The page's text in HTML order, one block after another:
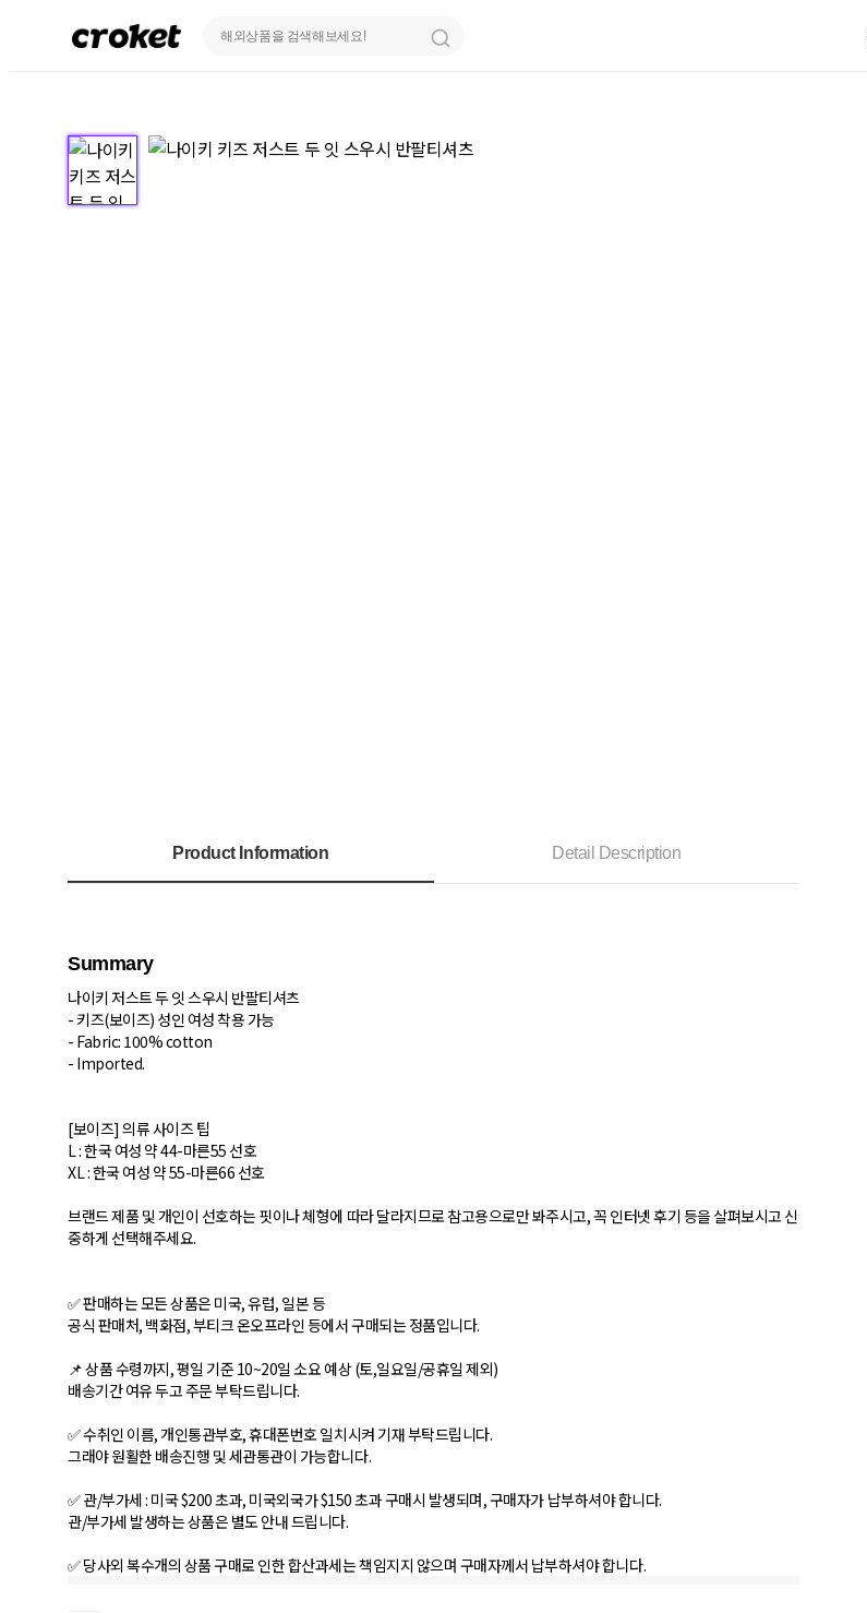
Product Information Detail Description
Summary
나이키 저스트 두 잇 스우시 반팔티셔츠
- 키즈(보이즈) 성인 여성 착용 가능
- Fabric: 100% cotton
- Imported.
[보이즈] 의류 사이즈 팁
L : 한국 여성 약 44-마른55 선호
XL : 한국 여성 약 55-마른66 선호
브랜드 제품 및 개인이 선호하는 핏이나 체형에 따라 달라지므로 참고용으로만 봐주시고, 꼭 인터넷 후기 등을 살펴보시고 신
중하게 선택해주세요.
✅ 판매하는 모든 상품은 미국, 유럽, 일본 등
공식 판매처, 백화점, 부티크 온오프라인 등에서 구매되는 정품입니다.
📌 상품 수령까지, 평일 기준 10~20일 소요 예상 (토,일요일/공휴일 제외)
배송기간 여유 두고 주문 부탁드립니다.
✅ 수취인 이름, 개인통관부호, 휴대폰번호 일치시켜 기재 부탁드립니다.
그래야 원활한 배송진행 및 세관통관이 가능합니다.
✅ 관/부가세 : 미국 $200 초과, 미국외국가 $150 초과 구매시 발생되며, 구매자가 납부하셔야 합니다.
관/부가세 발생하는 상품은 별도 안내 드립니다.
✅ 당사외 복수개의 상품 구매로 인한 합산과세는 책임지지 않으며 구매자께서 납부하셔야 합니다.